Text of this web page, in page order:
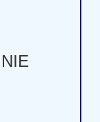
NIE